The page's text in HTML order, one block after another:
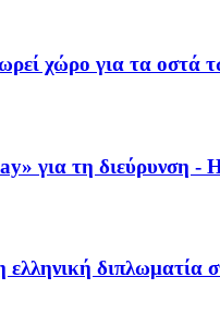
χώρο για τα οστά
για τη διεύρυνση -
διπλωματία